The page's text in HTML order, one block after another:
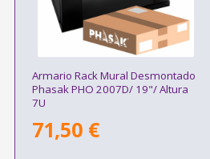
Armario Rack Mural Desmontado
Phasak PHO 2007D/ 19"/ Altura
7U
71,50 €